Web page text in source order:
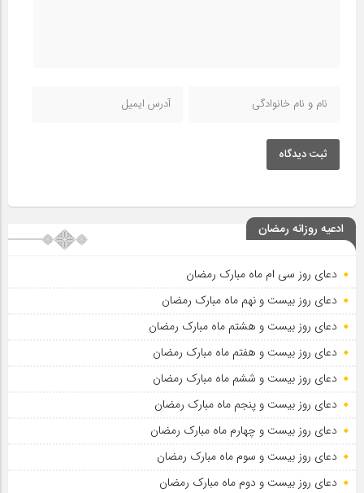
ثبت دیدگاه
ادعیه روزانه رمضان
دعای روز سی ام ماه مبارک رمضان
دعای روز بیست و نهم ماه مبارک رمضان
دعای روز بیست و هشتم ماه مبارک رمضان
دعای روز بیست و هفتم ماه مبارک رمضان
دعای روز بیست و ششم ماه مبارک رمضان
دعای روز بیست و پنجم ماه مبارک رمضان
دعای روز بیست و چهارم ماه مبارک رمضان
دعای روز بیست و سوم ماه مبارک رمضان
دعای روز بیست و دوم ماه مبارک رمضان